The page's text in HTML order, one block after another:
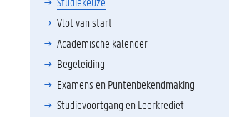
Vlot van start
Academische kalender
Begeleiding
Examens en Puntenbekendmaking
Studievoortgang en Leerkrediet